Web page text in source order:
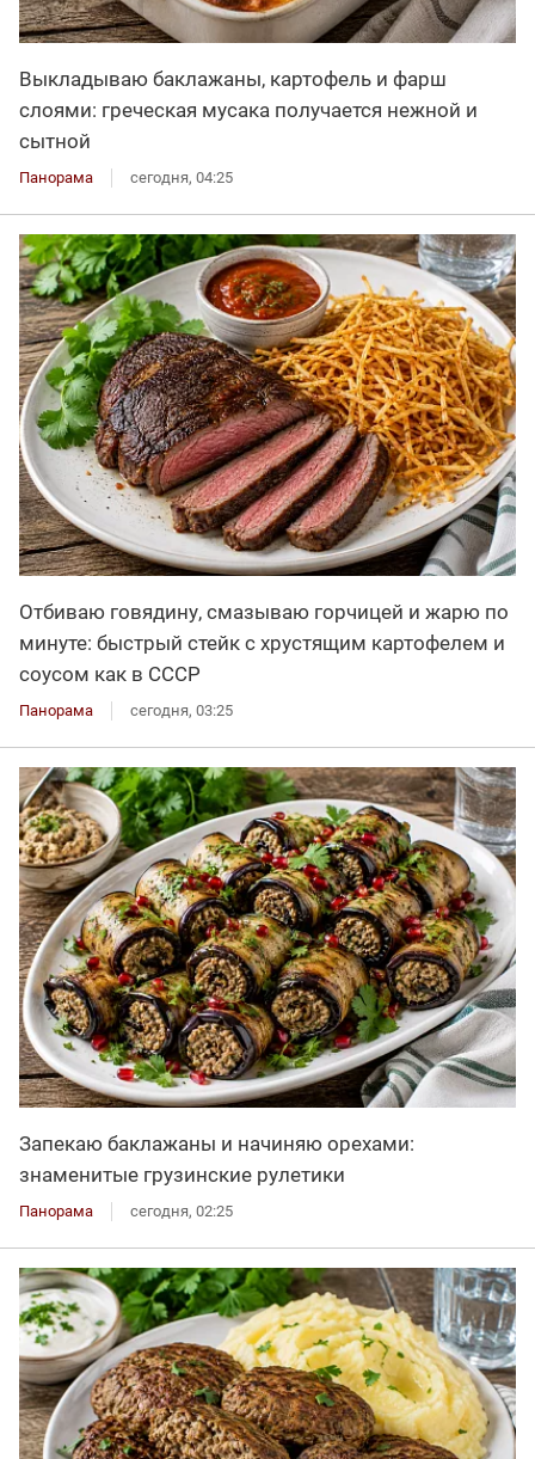
Выкладываю баклажаны, картофель и фарш
слоями: греческая мусака получается нежной и
сытной
Панорама сегодня, 04:25
Отбиваю говядину, смазываю горчицей и жарю по
минуте: быстрый стейк с хрустящим картофелем и
соусом как в СССР
Панорама сегодня, 03:25
Запекаю баклажаны и начиняю орехами:
знаменитые грузинские рулетики
Панорама сегодня, 02:25